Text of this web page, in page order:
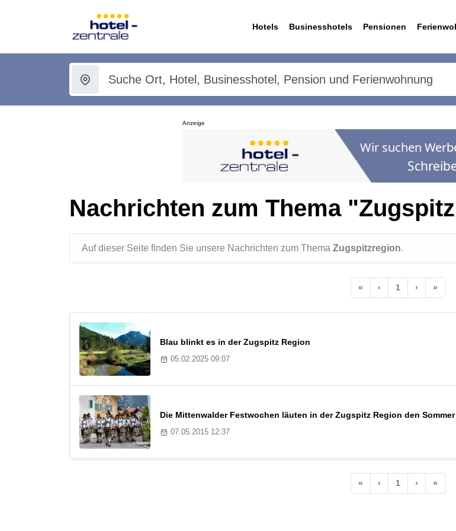
Hotels Businesshotels Pensionen
Anzeige
Nachrichten zum Thema
Auf dieser Seite finden Sie unsere Nachrichten zum Thema Zugspitzregion.
« ‹ 1 › »
Blau blinkt es in der Zugspitz Region
05.02.2025 09:07
Die Mittenwalder Festwochen läuten in der Zugspitz Region den
07.05.2015 12:37
« ‹ 1 › »